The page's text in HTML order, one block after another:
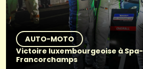
AUTO-MOTO
Victoire luxembourgeoise à Spa-
Francorchamps